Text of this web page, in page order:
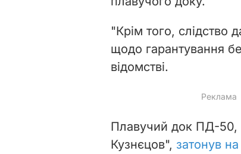
"Крім того, слідство
щодо гарантування
відомстві.
Плавучий док ПД-50,
Кузнєцов", затонув н